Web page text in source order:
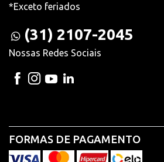
*Exceto feriados
(31) 2107-2045
Nossas Redes Sociais
FORMAS DE PAGAMENTO